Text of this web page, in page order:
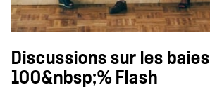
Discussions sur les baies
100&nbsp;% Flash